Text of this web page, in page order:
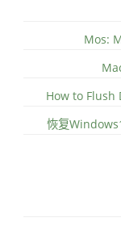
Mos:
How to Flush
恢复